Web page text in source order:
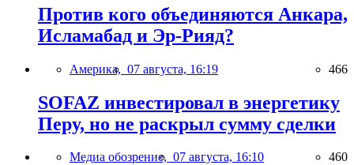
Против кого объединяются Анкара,
Исламабад и Эр-Рияд?
Америка, 07 августа, 16:19 466
SOFAZ инвестировал в энергетику
Перу, но не раскрыл сумму сделки
Медиа обозрение, 07 августа, 16:10 460